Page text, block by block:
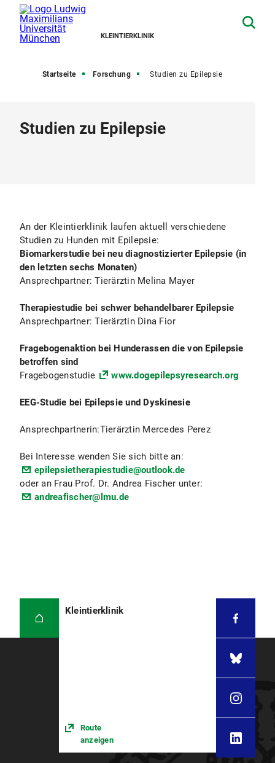
KLEINTIERKLINIK
Startseite Forschung Studien zu Epilepsie
Studien zu Epilepsie
An der Kleintierklinik laufen aktuell verschiedene
Studien zu Hunden mit Epilepsie:
Biomarkerstudie bei neu diagnostizierter Epilepsie (in
den letzten sechs Monaten)
Ansprechpartner: Tierärztin Melina Mayer
Therapiestudie bei schwer behandelbarer Epilepsie
Ansprechpartner: Tierärztin Dina Fior
Fragebogenaktion bei Hunderassen die von Epilepsie
betroffen sind
Fragebogenstudie
www.dogepilepsyresearch.org
EEG-Studie bei Epilepsie und Dyskinesie
Ansprechpartnerin:Tierärztin Mercedes Perez
Bei Interesse wenden Sie sich bitte an:
epilepsietherapiestudie@outlook.de
oder an Frau Prof. Dr. Andrea Fischer unter:
andreafischer@lmu.de
Kleintierklinik
Route
anzeigen